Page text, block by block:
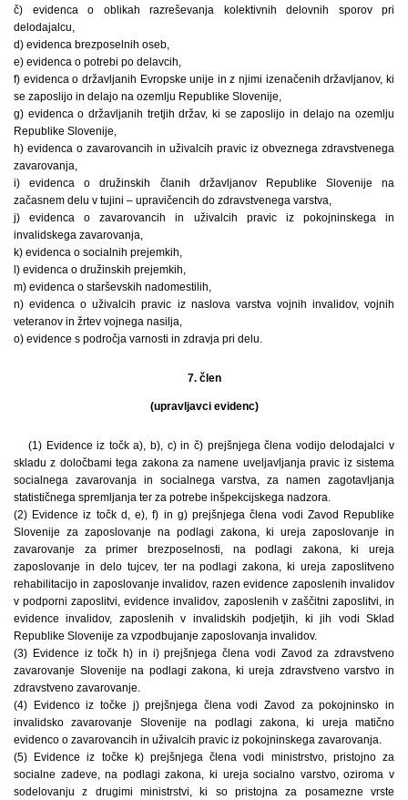
č) evidenca o oblikah razreševanja kolektivnih delovnih sporov pri
delodajalcu,
d) evidenca brezposelnih oseb,
e) evidenca o potrebi po delavcih,
f) evidenca o državljanih Evropske unije in z njimi izenačenih državljanov, ki
se zaposlijo in delajo na ozemlju Republike Slovenije,
g) evidenca o državljanih tretjih držav, ki se zaposlijo in delajo na ozemlju
Republike Slovenije,
h) evidenca o zavarovancih in uživalcih pravic iz obveznega zdravstvenega
zavarovanja,
i) evidenca o družinskih članih državljanov Republike Slovenije na
začasnem delu v tujini – upravičencih do zdravstvenega varstva,
j) evidenca o zavarovancih in uživalcih pravic iz pokojninskega in
invalidskega zavarovanja,
k) evidenca o socialnih prejemkih,
l) evidenca o družinskih prejemkih,
m) evidenca o starševskih nadomestilih,
n) evidenca o uživalcih pravic iz naslova varstva vojnih invalidov, vojnih
veteranov in žrtev vojnega nasilja,
o) evidence s področja varnosti in zdravja pri delu.
7. člen
(upravljavci evidenc)
(1) Evidence iz točk a), b), c) in č) prejšnjega člena vodijo delodajalci v
skladu z določbami tega zakona za namene uveljavljanja pravic iz sistema
socialnega zavarovanja in socialnega varstva, za namen zagotavljanja
statističnega spremljanja ter za potrebe inšpekcijskega nadzora.
(2) Evidence iz točk d, e), f) in g) prejšnjega člena vodi Zavod Republike
Slovenije za zaposlovanje na podlagi zakona, ki ureja zaposlovanje in
zavarovanje za primer brezposelnosti, na podlagi zakona, ki ureja
zaposlovanje in delo tujcev, ter na podlagi zakona, ki ureja zaposlitveno
rehabilitacijo in zaposlovanje invalidov, razen evidence zaposlenih invalidov
v podporni zaposlitvi, evidence invalidov, zaposlenih v zaščitni zaposlitvi, in
evidence invalidov, zaposlenih v invalidskih podjetjih, ki jih vodi Sklad
Republike Slovenije za vzpodbujanje zaposlovanja invalidov.
(3) Evidence iz točk h) in i) prejšnjega člena vodi Zavod za zdravstveno
zavarovanje Slovenije na podlagi zakona, ki ureja zdravstveno varstvo in
zdravstveno zavarovanje.
(4) Evidenco iz točke j) prejšnjega člena vodi Zavod za pokojninsko in
invalidsko zavarovanje Slovenije na podlagi zakona, ki ureja matično
evidenco o zavarovancih in uživalcih pravic iz pokojninskega zavarovanja.
(5) Evidence iz točke k) prejšnjega člena vodi ministrstvo, pristojno za
socialne zadeve, na podlagi zakona, ki ureja socialno varstvo, oziroma v
sodelovanju z drugimi ministrstvi, ki so pristojna za posamezne vrste